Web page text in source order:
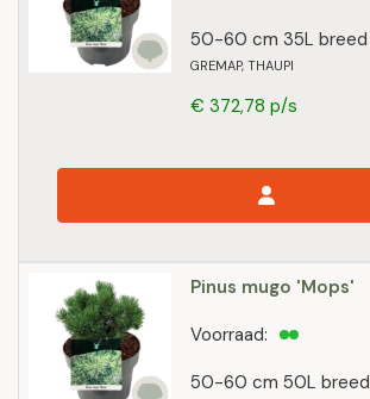
50-60 cm 35L breed
GREMAP, THAUPI
€ 372,78 p/s
Pinus mugo 'Mops'
50-60 cm 50L breed
Voorraad: